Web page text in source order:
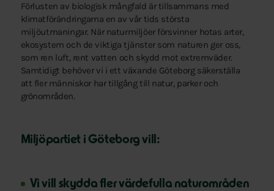
Förlusten av biologisk mångfald är tillsammans med
klimatförändringarna en av vår tids största
miljöutmaningar. När naturmiljöer försvinner hotas arter,
ekosystem och de viktiga tjänster som naturen ger oss,
som ren luft, rent vatten och skydd mot extremväder.
Samtidigt behöver vi i ett växande Göteborg säkerställa
att fler människor har tillgång till natur, parker och
grönområden.
Miljöpartiet i Göteborg vill:
Vi vill skydda fler värdefulla naturområden